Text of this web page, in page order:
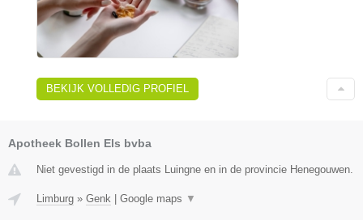
BEKIJK VOLLEDIG PROFIEL
Apotheek Bollen Els bvba
Niet gevestigd in de plaats Luingne en in de provincie Henegouwen.
Limburg » Genk Google maps ▼